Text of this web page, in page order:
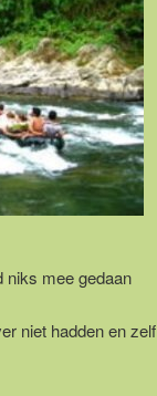
niks mee gedaan
niet hadden en zelf